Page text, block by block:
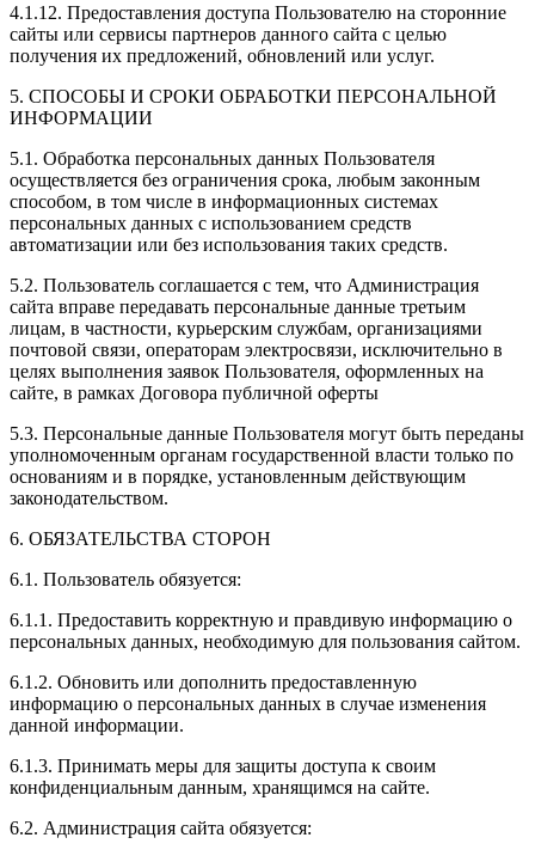
4.1.12. Предоставления доступа Пользователю на сторонние
сайты или сервисы партнеров данного сайта с целью
получения их предложений, обновлений или услуг.
5. СПОСОБЫ И СРОКИ ОБРАБОТКИ ПЕРСОНАЛЬНОЙ
ИНФОРМАЦИИ
5.1. Обработка персональных данных Пользователя
осуществляется без ограничения срока, любым законным
способом, в том числе в информационных системах
персональных данных с использованием средств
автоматизации или без использования таких средств.
5.2. Пользователь соглашается с тем, что Администрация
сайта вправе передавать персональные данные третьим
лицам, в частности, курьерским службам, организациями
почтовой связи, операторам электросвязи, исключительно в
целях выполнения заявок Пользователя, оформленных на
сайте, в рамках Договора публичной оферты
5.3. Персональные данные Пользователя могут быть переданы
уполномоченным органам государственной власти только по
основаниям и в порядке, установленным действующим
законодательством.
6. ОБЯЗАТЕЛЬСТВА СТОРОН
6.1. Пользователь обязуется:
6.1.1. Предоставить корректную и правдивую информацию о
персональных данных, необходимую для пользования сайтом.
6.1.2. Обновить или дополнить предоставленную
информацию о персональных данных в случае изменения
данной информации.
6.1.3. Принимать меры для защиты доступа к своим
конфиденциальным данным, хранящимся на сайте.
6.2. Администрация сайта обязуется: